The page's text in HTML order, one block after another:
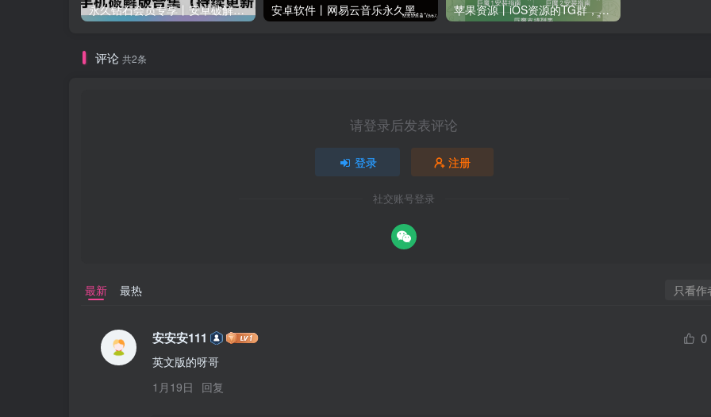
永久钻石会员专享丨安卓破解软件合集(更新至2025.4.11） 安卓软件丨网易云音乐永久黑胶VIP破解下载 V9.0.40 去除所有广告，解锁灰色音乐 苹果资源丨iOS资源的TG群，大名鼎鼎的秋名山频道
评论 共2条
请登录后发表评论
登录 注册
社交账号登录
最新 最热 只看作
安安安111 0
英文版的呀哥
1月19日
回复